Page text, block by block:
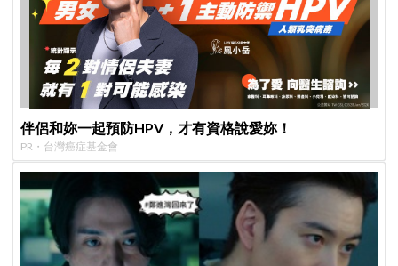
伴侶和妳一起預防HPV，才有資格說愛妳！
PR・台灣癌症基金會